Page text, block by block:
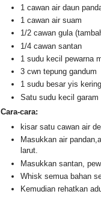
1 cawan air daun
1 cawan air suam
1/2 cawan gula
1/4 cawan santan
1 sudu kecil pewarna
3 cwn tepung gandum
1 sudu besar yis kering
Satu sudu kecil garam
Cara-cara:
kisar satu cawan air
Masukkan air
larut.
Masukkan santan,
Whisk semua bahan
Kemudian rehatkan